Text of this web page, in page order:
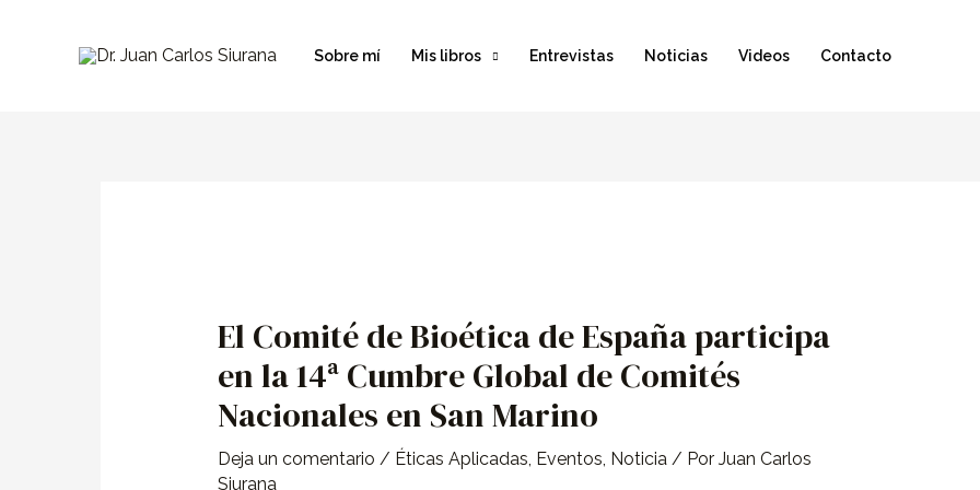
Sobre mí Mis libros Entrevistas Noticias Videos Contacto
El Comité de Bioética de España participa
en la 14ª Cumbre Global de Comités
Nacionales en San Marino
Deja un comentario / Éticas Aplicadas, Eventos, Noticia/ Por Juan Carlos
Siurana